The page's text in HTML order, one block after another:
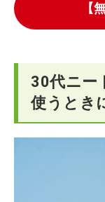
【
30代ニー
使うとき